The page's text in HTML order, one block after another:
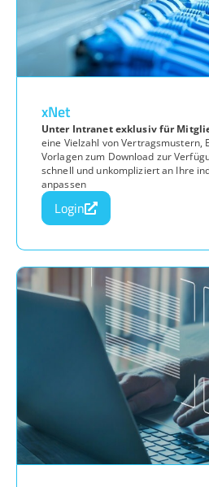
xNet
Unter Intranet exklusiv für
eine Vielzahl von Vertragsmustern,
Vorlagen zum Download zur
schnell und unkompliziert an Ihre
anpassen
Login